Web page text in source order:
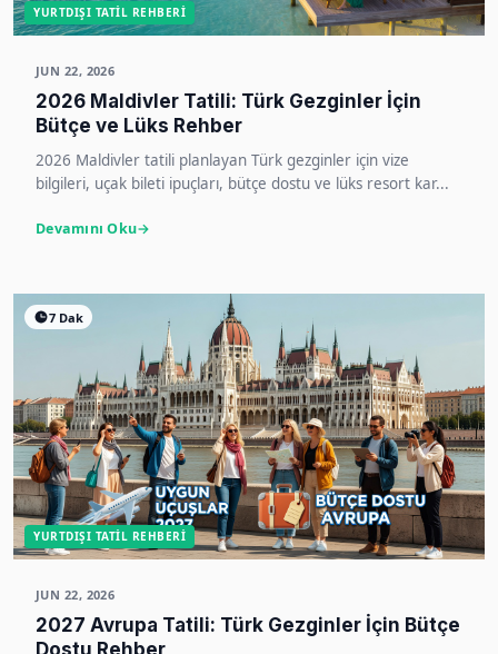
YURTDIŞI TATIL REHBERI
JUN 22, 2026
2026 Maldivler Tatili: Türk Gezginler İçin
Bütçe ve Lüks Rehber
2026 Maldivler tatili planlayan Türk gezginler için vize
bilgileri, uçak bileti ipuçları, bütçe dostu ve lüks resort kar...
Devamını Oku
7 Dak
YURTDIŞI TATIL REHBERI
JUN 22, 2026
2027 Avrupa Tatili: Türk Gezginler İçin Bütçe
Dostu Rehber